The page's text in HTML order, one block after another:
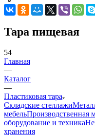
Тара пищевая
54
Главная
—
Каталог
—
Пластиковая тара
Складские стеллажи
мебельПроизводственная
оборудование и техника
хранения